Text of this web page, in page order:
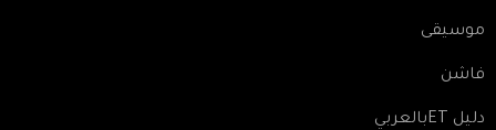
موسيقى
فاشن
دليل ETبالعربي